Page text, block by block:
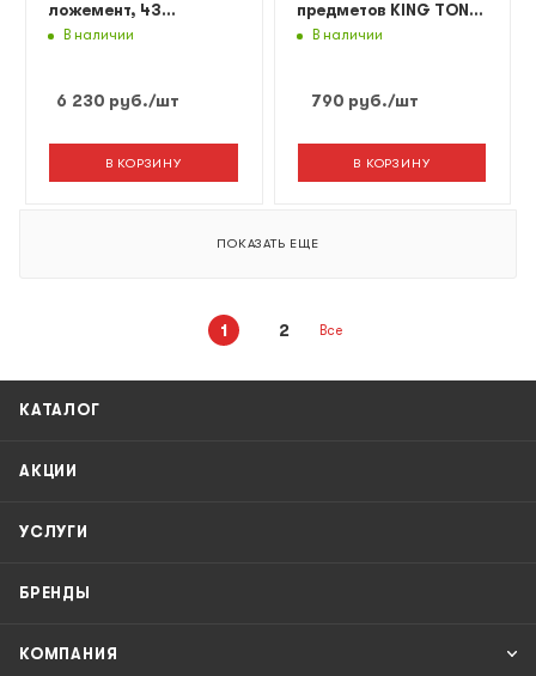
ложемент, 43
предмета KING TONY
В наличии
6 230 руб./шт
В КОРЗИНУ
предметов KING TONY
11409SQ05
В наличии
790 руб./шт
В КОРЗИНУ
ПОКАЗАТЬ ЕЩЕ
1 2 Все
КАТАЛОГ
АКЦИИ
УСЛУГИ
БРЕНДЫ
КОМПАНИЯ